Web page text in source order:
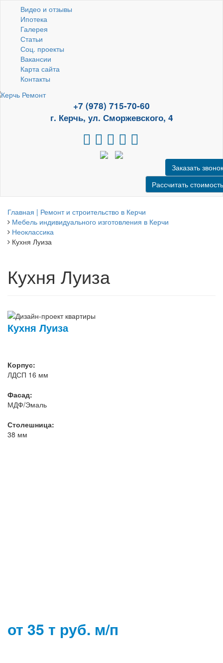
Видео и отзывы
Ипотека
Галерея
Статьи
Соц. проекты
Вакансии
Карта сайта
Контакты
+7 (978) 715-70-60
г. Керчь, ул. Сморжевского, 4
Заказать звонок
Рассчитать стоимость
Главная | Ремонт и строительство в Керчи
Мебель индивидуального изготовления в Керчи
Неоклассика
Кухня Луиза
Кухня Луиза
Кухня Луиза
Корпус:
ЛДСП 16 мм
Фасад:
МДФ/Эмаль
Столешница:
38 мм
от 35 т руб. м/п